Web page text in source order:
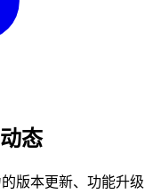
态
版本更新、功能升级